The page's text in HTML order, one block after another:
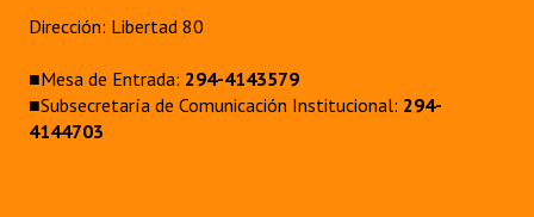
Dirección: Libertad 80
■Mesa de Entrada: 294-4143579
■Subsecretaría de Comunicación Institucional: 294-
4144703